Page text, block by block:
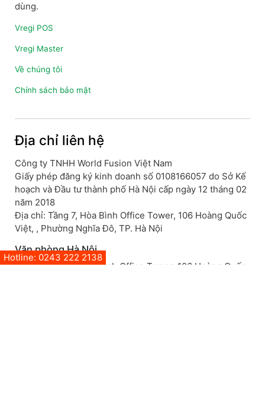
Hotline: 0243 222 2138
dùng.
Vregi POS
Vregi Master
Về chúng tôi
Chính sách bảo mật
Địa chỉ liên hệ
Công ty TNHH World Fusion Việt Nam
Giấy phép đăng ký kinh doanh số 0108166057 do Sở Kế
hoạch và Đầu tư thành phố Hà Nội cấp ngày 12 tháng 02
năm 2018
Địa chỉ: Tầng 7, Hòa Bình Office Tower, 106 Hoàng Quốc
Việt, , Phường Nghĩa Đô, TP. Hà Nội
Văn phòng Hà Nội
Hà Nội: Tầng 7, Hòa Bình Office Tower, 106 Hoàng Quốc